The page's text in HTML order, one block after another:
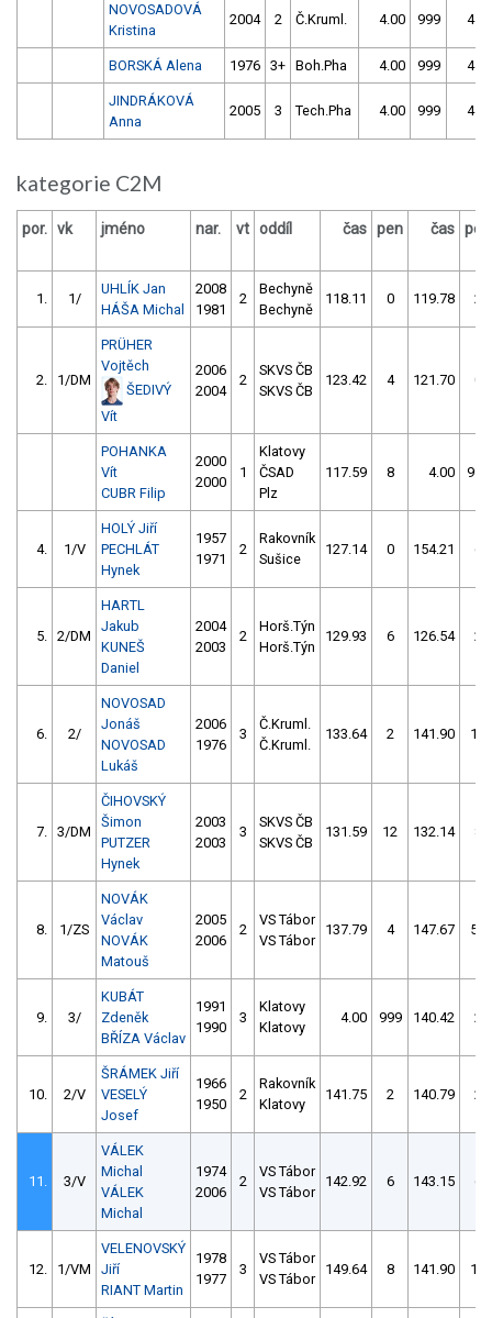
NOVOSADOVÁ
Kristina
2004 2 Č.Kruml. 4.00 999 4.00
BORSKÁ Alena 1976 3+ Boh.Pha 4.00 999 4.00
JINDRÁKOVÁ
Anna
2005 3 Tech.Pha 4.00 999 4.00
kategorie C2M
por. vk jméno nar. vt oddíl čas pen čas pen
1. 1/
UHLÍK Jan
HÁŠA Michal
2008
1981
2
Bechyně
Bechyně
118.11 0 119.78 2
2. 1/DM
PRÜHER
Vojtěch
ŠEDIVÝ
Vít
2006
2004
2
SKVS ČB
SKVS ČB
123.42 4 121.70 0
POHANKA
Vít
CUBR Filip
2000
2000
1
Klatovy
ČSAD
Plz
117.59 8 4.00 999
4. 1/V
HOLÝ Jiří
PECHLÁT
Hynek
1957
1971
2
Rakovník
Sušice
127.14 0 154.21 6
5. 2/DM
HARTL
Jakub
KUNEŠ
Daniel
2004
2003
2
Horš.Týn
Horš.Týn
129.93 6 126.54 2
6. 2/
NOVOSAD
Jonáš
NOVOSAD
Lukáš
2006
1976
3
Č.Kruml.
Č.Kruml.
133.64 2 141.90 12
7. 3/DM
ČIHOVSKÝ
Šimon
PUTZER
Hynek
2003
2003
3
SKVS ČB
SKVS ČB
131.59 12 132.14 8
8. 1/ZS
NOVÁK
Václav
NOVÁK
Matouš
2005
2006
2
VS Tábor
VS Tábor
137.79 4 147.67 56
9. 3/
KUBÁT
Zdeněk
BŘÍZA Václav
1991
1990
3
Klatovy
Klatovy
4.00 999 140.42 2
10. 2/V
ŠRÁMEK Jiří
VESELÝ
Josef
1966
1950
2
Rakovník
Klatovy
141.75 2 140.79 2
11. 3/V
VÁLEK
Michal
VÁLEK
Michal
1974
2006
2
VS Tábor
VS Tábor
142.92 6 143.15 6
12. 1/VM
VELENOVSKÝ
Jiří
RIANT Martin
1978
1977
3
VS Tábor
VS Tábor
149.64 8 141.90 12